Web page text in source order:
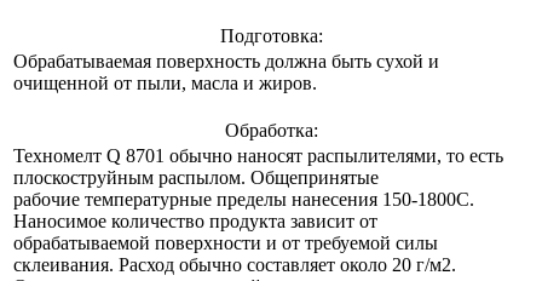
Подготовка:
Обрабатываемая поверхность должна быть сухой и
очищенной от пыли, масла и жиров.
Обработка:
Техномелт Q 8701 обычно наносят распылителями, то есть
плоскоструйным распылом. Общепринятые
рабочие температурные пределы нанесения 150-1800С.
Наносимое количество продукта зависит от
обрабатываемой поверхности и от требуемой силы
склеивания. Расход обычно составляет около 20 г/м2.